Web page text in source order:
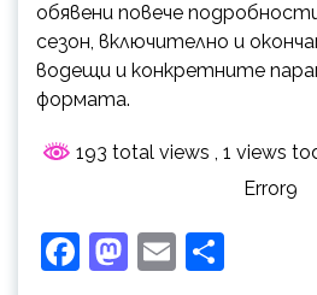
обявени повече
сезон, включително и
водещи и конкретните
формата.
193 total views , 1 views
Error9
Facebook
Mastodon
Email